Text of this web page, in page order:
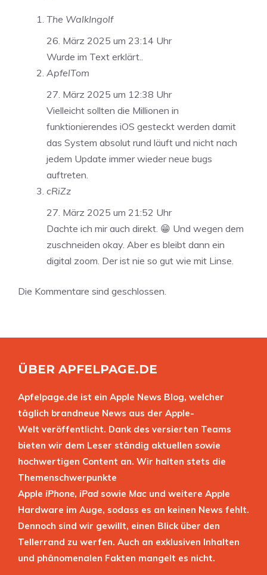
The WalkIngolf
26. März 2025 um 23:14 Uhr
Wurde im Text erklärt..
ApfelTom
27. März 2025 um 12:38 Uhr
Vielleicht sollten die Millionen in
funktionierendes iOS gesteckt werden damit
das System absolut rund läuft und nicht nach
jedem Update immer wieder neue bugs
auftreten.
cRiZz
27. März 2025 um 21:52 Uhr
Dachte ich mir auch direkt. 😁 Und wegen dem
zuschneiden okay. Aber es bleibt dann ein
digital zoom. Der ist nie so gut wie mit Linse.
Die Kommentare sind geschlossen.
ÜBER APFELPAGE.DE
Apfelpage.de ist ein Apple News Blog, welcher
täglich brandneue News aus der Apple-
Welt veröffentlicht. Dank des versierten Teams
bieten wir dem Leser ständig aktuellen sowie
hochwertigen Content an. Wir halten stets die
Themenschwerpunkte
Apple iPhone, iPad sowie Mac und weitere Apple
Hardware im Auge, sodass es an keinen News fehlt.
Dennoch sind wir gewillt, einen Blick über den
Tellerrand zu werfen. Auch an exklusiven Inhalten
und phänomenalen Fakten mangelt es nicht.